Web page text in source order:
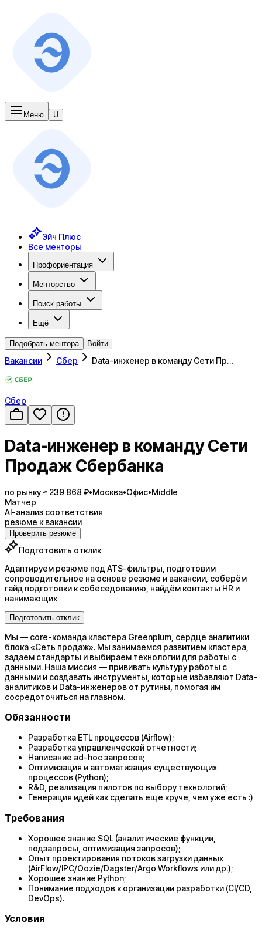
Меню U
Эйч Плюс
Все менторы
Профориентация
Менторство
Поиск работы
Ещё
Подобрать ментора Войти
Вакансии Сбер Data-инженер в команду Сети Пр…
Сбер
Data-инженер в команду Сети
Продаж Сбербанка
по рынку ≈ 239 868 ₽•Москва•Офис•Middle
Мэтчер
AI-анализ соответствия
резюме к вакансии
Проверить резюме
Подготовить отклик
Адаптируем резюме под ATS-фильтры, подготовим
сопроводительное на основе резюме и вакансии, соберём
гайд подготовки к собеседованию, найдём контакты HR и
нанимающих
Подготовить отклик
Мы — core-команда кластера Greenplum, сердце аналитики
блока «Сеть продаж». Мы занимаемся развитием кластера,
задаем стандарты и выбираем технологии для работы с
данными. Наша миссия — прививать культуру работы с
данными и создавать инструменты, которые избавляют Data-
аналитиков и Data-инженеров от рутины, помогая им
сосредоточиться на главном.
Обязанности
Разработка ETL процессов (Airflow);
Разработка управленческой отчетности;
Написание ad-hoc запросов;
Оптимизация и автоматизация существующих
процессов (Python);
R&D, реализация пилотов по выбору технологий;
Генерация идей как сделать еще круче, чем уже есть :)
Требования
Хорошее знание SQL (аналитические функции,
подзапросы, оптимизация запросов);
Опыт проектирования потоков загрузки данных
(AirFlow/IPC/Oozie/Dagster/Argo Workflows или др.);
Хорошее знание Python;
Понимание подходов к организации разработки (CI/CD,
DevOps).
Условия